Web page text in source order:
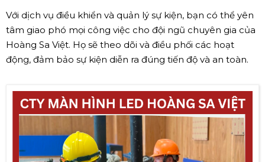
Với dịch vụ điều khiển và quản lý sự kiện, bạn có thể yên
tâm giao phó mọi công việc cho đội ngũ chuyên gia của
Hoàng Sa Việt. Họ sẽ theo dõi và điều phối các hoạt
động, đảm bảo sự kiện diễn ra đúng tiến độ và an toàn.